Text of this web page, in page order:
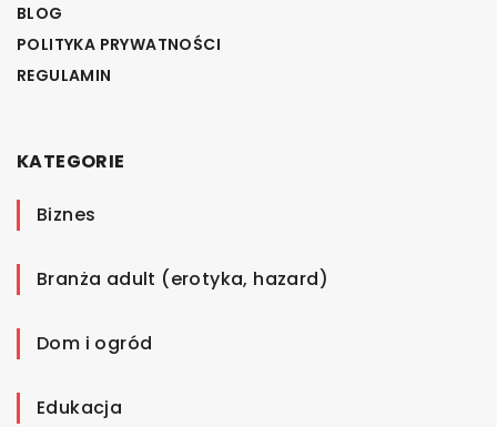
BLOG
POLITYKA PRYWATNOŚCI
REGULAMIN
KATEGORIE
Biznes
Branża adult (erotyka, hazard)
Dom i ogród
Edukacja